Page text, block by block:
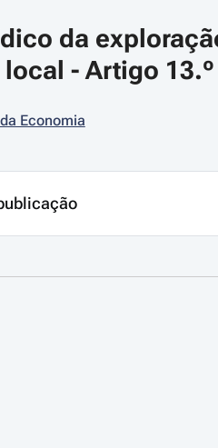
seta para navegar pelos dias
da
- Artigo 13.º
Economia